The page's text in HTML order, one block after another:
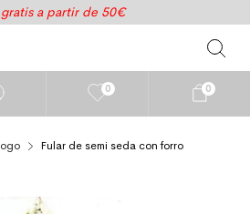
gratis a partir de 50€
0 0
Fular de semi seda con forro